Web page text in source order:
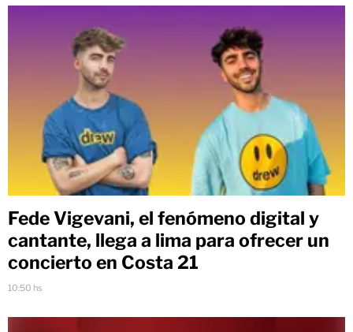
Fede Vigevani, el fenómeno digital y
cantante, llega a lima para ofrecer un
concierto en Costa 21
10:50 hs